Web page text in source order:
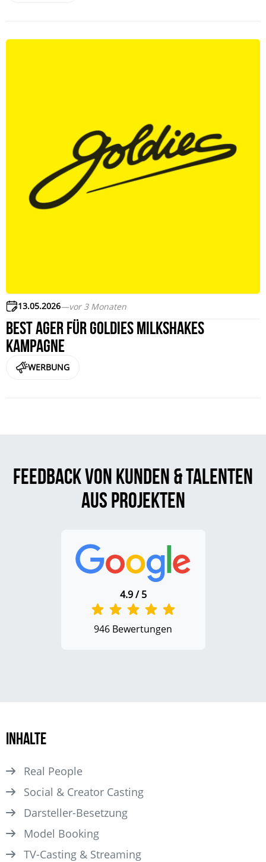
13.05.2026—vor 3 Monaten
Best Ager für Goldies Milkshakes
Kampagne
WERBUNG
Feedback von Kunden & Talenten
aus Projekten
4.9 / 5
946 Bewertungen
Inhalte
Real People
Social & Creator Casting
Darsteller­-Besetzung
Model Booking
TV-Casting & Streaming